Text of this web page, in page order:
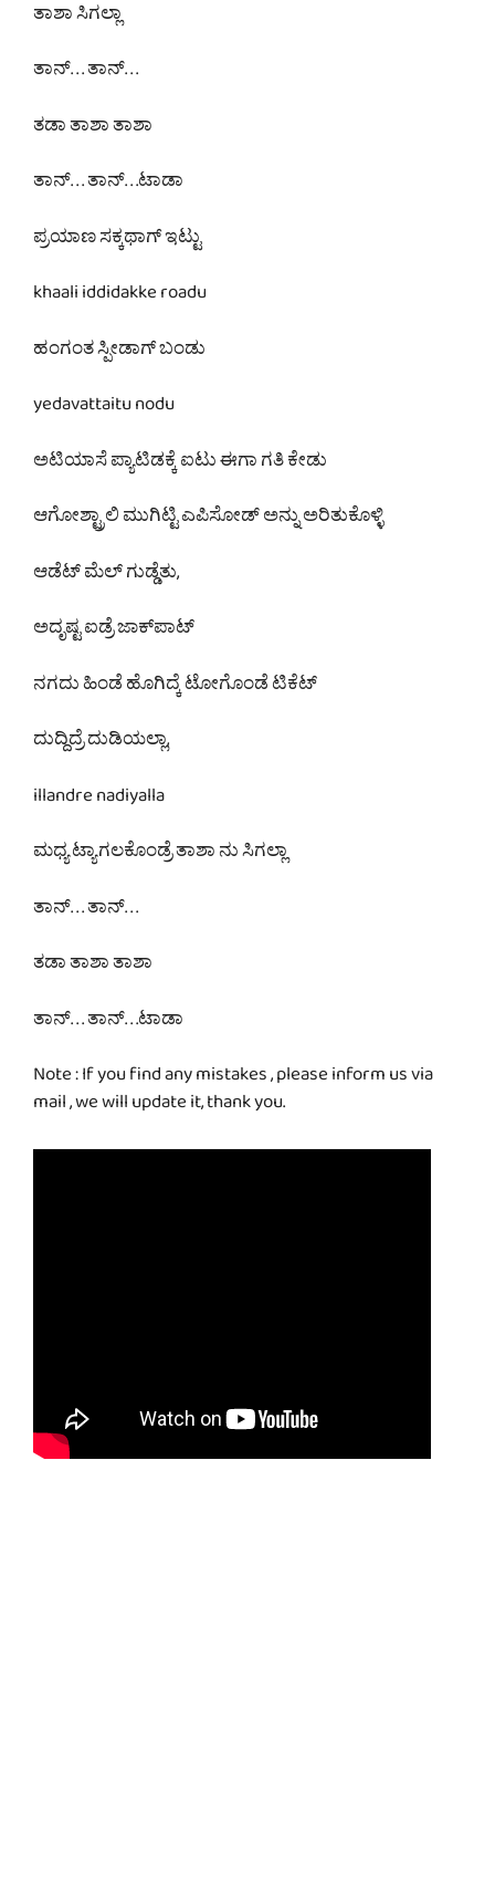
ತಾಶಾ ಸಿಗಲ್ಲಾ
ತಾನ್. . . ತಾನ್. . .
ತಡಾ ತಾಶಾ ತಾಶಾ
ತಾನ್. . . ತಾನ್. . .ಟಾಡಾ
ಪ್ರಯಾಣ ಸಕ್ಕಥಾಗ್ ಇಟ್ಟು
khaali iddidakke roadu
ಹಂಗಂತ ಸ್ಪೀಡಾಗ್ ಬಂಡು
yedavattaitu nodu
ಅಟಿಯಾಸೆ ಪ್ಯಾಟಿಡಕ್ಕೆ ಐಟು ಈಗಾ ಗತಿ ಕೇಡು
ಆಗೋಶ್ಟ್ರಾಲಿ ಮುಗಿಟ್ಟಿ ಎಪಿಸೋಡ್ ಅನ್ನು ಅರಿತುಕೊಳ್ಳಿ
ಆಡೆಟ್ ಮೆಲ್ ಗುಡ್ಡೆತು,
ಅದೃಷ್ಟ ಐಡ್ರೆ ಜಾಕ್‌ಪಾಟ್
ನಗದು ಹಿಂಡೆ ಹೊಗಿದ್ಕೆ ಟೋಗೊಂಡೆ ಟಿಕೆಟ್
ದುದ್ದಿದ್ರೆ ದುಡಿಯಲ್ಲಾ,
illandre nadiyalla
ಮಧ್ಯ ಟ್ಯಾಗಲಕೊಂಡ್ರೆ ತಾಶಾ ನು ಸಿಗಲ್ಲಾ
ತಾನ್. . . ತಾನ್. . .
ತಡಾ ತಾಶಾ ತಾಶಾ
ತಾನ್. . . ತಾನ್. . .ಟಾಡಾ
Note : If you find any mistakes , please inform us via
mail , we will update it, thank you.